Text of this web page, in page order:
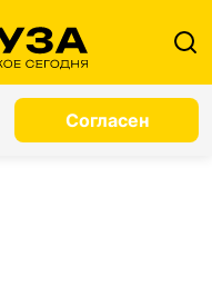
Согласен